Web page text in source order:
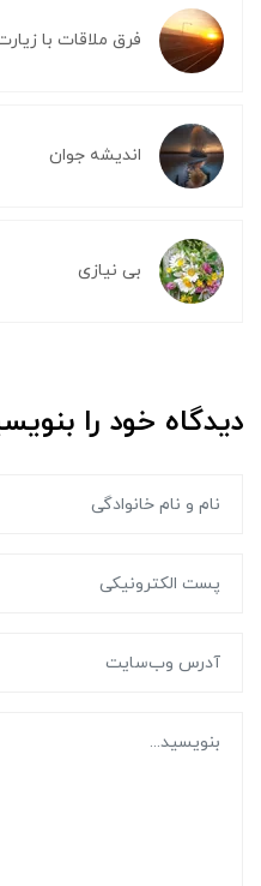
فرق ملاقات با
اندیشه جوان
بی نیازی
دیدگاه خود را